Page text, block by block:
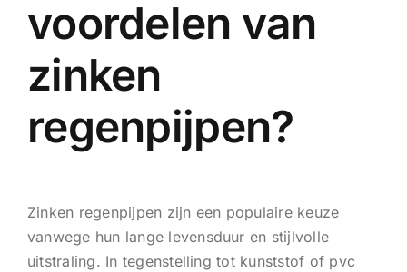
voordelen van
zinken
regenpijpen?
Zinken regenpijpen zijn een populaire keuze
vanwege hun lange levensduur en stijlvolle
uitstraling. In tegenstelling tot kunststof of pvc